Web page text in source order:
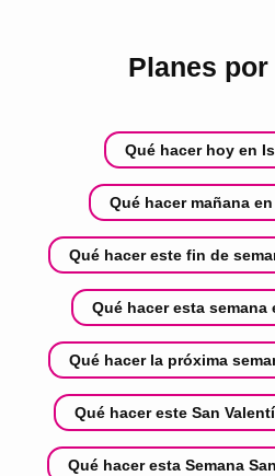
Planes
Qué hacer hoy en
Qué hacer mañana
Qué hacer este fin de
Qué hacer esta semana
Qué hacer la próxima
Qué hacer este San
Qué hacer esta Semana